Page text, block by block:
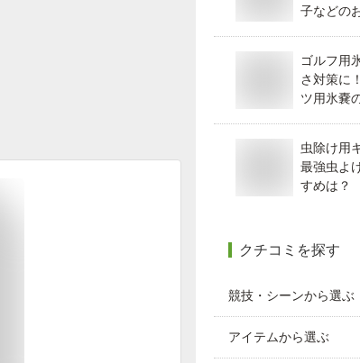
子などの
ゴルフ用
さ対策に
ツ用氷嚢
虫除け用
最強虫よ
すめは？
クチコミを探す
競技・シーンから選ぶ
アイテムから選ぶ